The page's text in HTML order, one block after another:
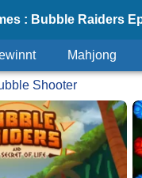
Mahjong
Shooter